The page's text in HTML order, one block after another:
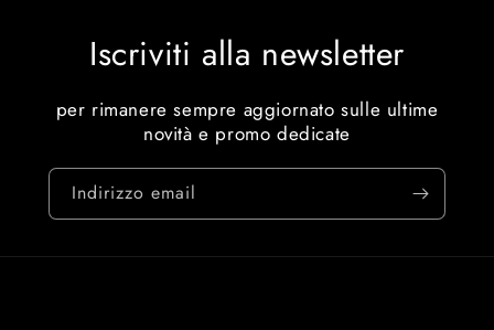
Iscriviti alla newsletter
per rimanere sempre aggiornato sulle ultime
novità e promo dedicate
Indirizzo email